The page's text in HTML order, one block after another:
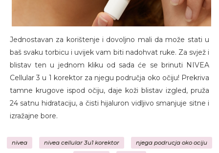
Jednostavan za korištenje i dovoljno mali da može stati u
baš svaku torbicu i uvijek vam biti nadohvat ruke. Za svjež i
blistav ten u jednom kliku od sada će se brinuti NIVEA
Cellular 3 u 1 korektor za njegu područja oko očiju! Prekriva
tamne krugove ispod očiju, daje koži blistav izgled, pruža
24 satnu hidrataciju, a čisti hijaluron vidljivo smanjuje sitne i
izražajne bore.
nivea nivea cellular 3u1 korektor njega podrucja oko ociju